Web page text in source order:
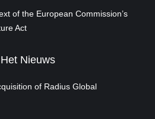
of the European Commission’s
Act
Nieuws
of Radius Global